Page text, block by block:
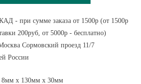
- при сумме заказа от 1500р (от 1500р
200руб, от 5000р - бесплатно)
Сормовский проезд 11/7
России
8мм x 130мм x 30мм